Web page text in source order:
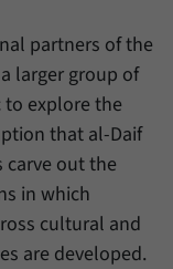
partners of the
larger group of
explore the
that al-Daif
carve out the
in which
cultural and
are developed.